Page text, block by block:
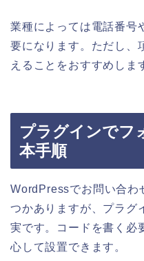
業種によっては電話番号
要になります。ただし、
えることをおすすめしま
プラグインでフ
本手順
WordPressでお問い合わ
つかありますが、プラグ
実です。コードを書く必
心して設置できます。